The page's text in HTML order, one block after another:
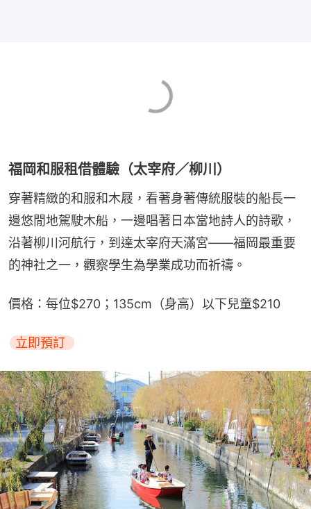
福岡和服租借體驗（太宰府／柳川）
穿著精緻的和服和木屐，看著身著傳統服裝的船長一
邊悠閒地駕駛木船，一邊唱著日本當地詩人的詩歌，
沿著柳川河航行，到達太宰府天滿宮——福岡最重要
的神社之一，觀察學生為學業成功而祈禱。
價格：每位$270；135cm（身高）以下兒童$210
立即預訂